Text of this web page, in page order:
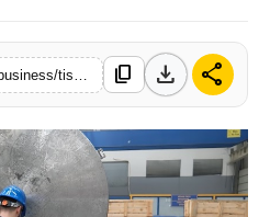
content_copy download share